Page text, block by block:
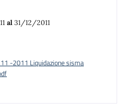
al 31/12/2011
-2011 Liquidazione sisma